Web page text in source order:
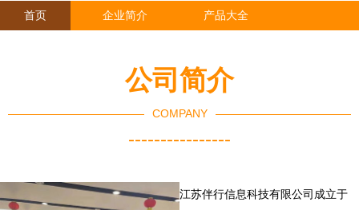
首页 企业简介 产品大全
公司简介
COMPANY
----------------
江苏伴行信息科技有限公司成立于